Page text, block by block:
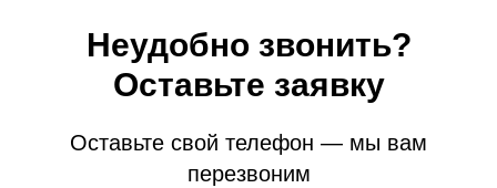
Неудобно звонить?
Оставьте заявку
Оставьте свой телефон — мы вам
перезвоним